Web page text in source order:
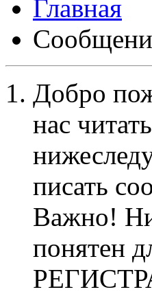
Добро
нас
писать
Важно!
понятен